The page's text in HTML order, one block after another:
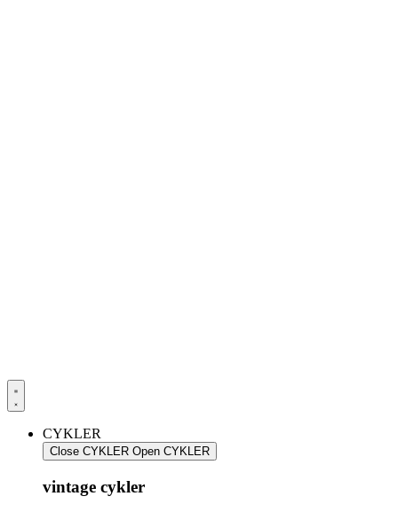
CYKLER
Close CYKLER Open CYKLER
vintage cykler